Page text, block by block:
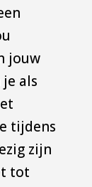
jouw
als
tijdens
zijn
tot